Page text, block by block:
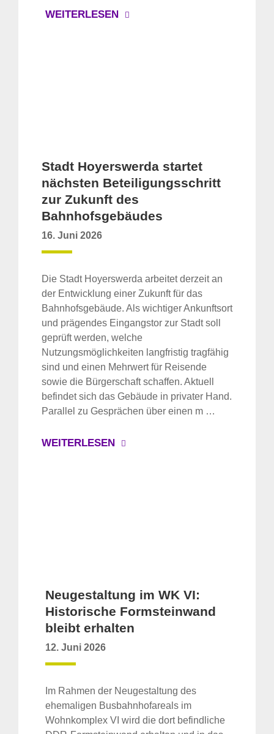
WEITERLESEN
Stadt Hoyerswerda startet
nächsten Beteiligungsschritt
zur Zukunft des
Bahnhofsgebäudes
16. Juni 2026
Die Stadt Hoyerswerda arbeitet derzeit an
der Entwicklung einer Zukunft für das
Bahnhofsgebäude. Als wichtiger Ankunftsort
und prägendes Eingangstor zur Stadt soll
geprüft werden, welche
Nutzungsmöglichkeiten langfristig tragfähig
sind und einen Mehrwert für Reisende
sowie die Bürgerschaft schaffen. Aktuell
befindet sich das Gebäude in privater Hand.
Parallel zu Gesprächen über einen m …
WEITERLESEN
Neugestaltung im WK VI:
Historische Formsteinwand
bleibt erhalten
12. Juni 2026
Im Rahmen der Neugestaltung des
ehemaligen Busbahnhofareals im
Wohnkomplex VI wird die dort befindliche